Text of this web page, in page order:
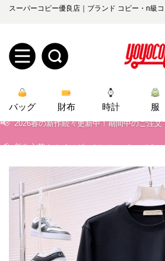
スーパーコピー優良店｜ブランド コピー・n級
規
ロ
オ
yoyocopys@gmail.com
バッグ 財布 時計 服
当店は正真正銘のn級スーパーコピーのみ
📢 新作入荷！ルイ・ヴィトンスーパーコピ
📢 2026春の新作続々更新中！期間中のご注